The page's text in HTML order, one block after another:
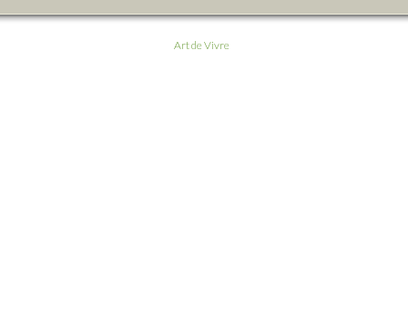
Art de Vivre